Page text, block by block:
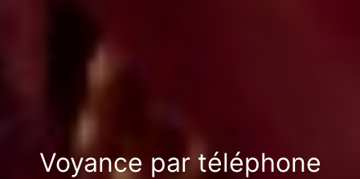
Voyance par téléphone